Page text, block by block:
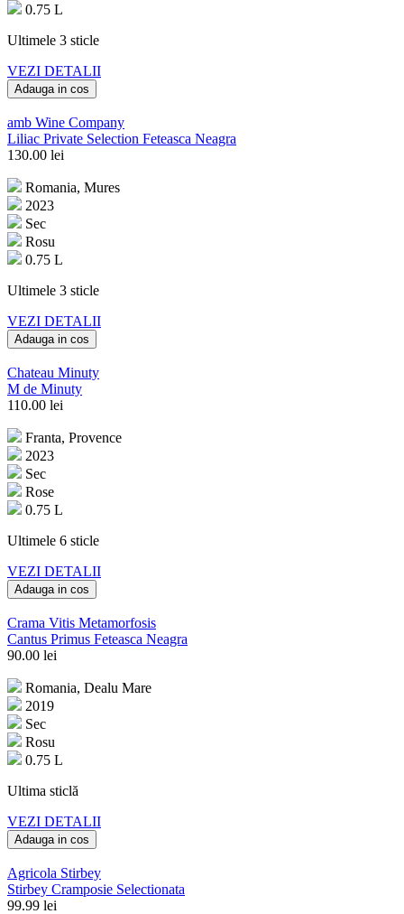
0.75 L
Ultimele 3 sticle
VEZI DETALII
Adauga in cos
amb Wine Company
Liliac Private Selection Feteasca Neagra
130.00 lei
Romania, Mures
2023
Sec
Rosu
0.75 L
Ultimele 3 sticle
VEZI DETALII
Adauga in cos
Chateau Minuty
M de Minuty
110.00 lei
Franta, Provence
2023
Sec
Rose
0.75 L
Ultimele 6 sticle
VEZI DETALII
Adauga in cos
Crama Vitis Metamorfosis
Cantus Primus Feteasca Neagra
90.00 lei
Romania, Dealu Mare
2019
Sec
Rosu
0.75 L
Ultima sticlă
VEZI DETALII
Adauga in cos
Agricola Stirbey
Stirbey Cramposie Selectionata
99.99 lei